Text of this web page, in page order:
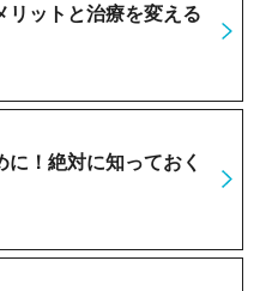
リットと治療を変える
！絶対に知っておく